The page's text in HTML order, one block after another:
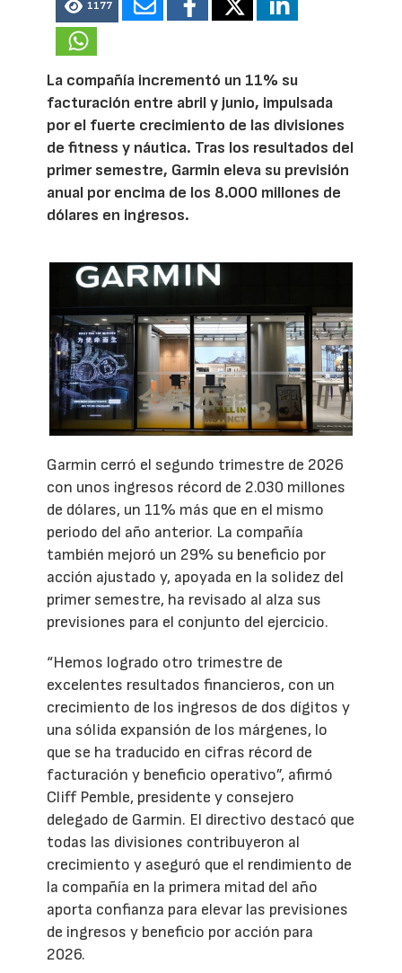
1177
La compañía incrementó un 11% su
facturación entre abril y junio, impulsada
por el fuerte crecimiento de las divisiones
de fitness y náutica. Tras los resultados del
primer semestre, Garmin eleva su previsión
anual por encima de los 8.000 millones de
dólares en ingresos.
Garmin cerró el segundo trimestre de 2026
con unos ingresos récord de 2.030 millones
de dólares, un 11% más que en el mismo
periodo del año anterior. La compañía
también mejoró un 29% su beneficio por
acción ajustado y, apoyada en la solidez del
primer semestre, ha revisado al alza sus
previsiones para el conjunto del ejercicio.
“Hemos logrado otro trimestre de
excelentes resultados financieros, con un
crecimiento de los ingresos de dos dígitos y
una sólida expansión de los márgenes, lo
que se ha traducido en cifras récord de
facturación y beneficio operativo”, afirmó
Cliff Pemble, presidente y consejero
delegado de Garmin. El directivo destacó que
todas las divisiones contribuyeron al
crecimiento y aseguró que el rendimiento de
la compañía en la primera mitad del año
aporta confianza para elevar las previsiones
de ingresos y beneficio por acción para
2026.